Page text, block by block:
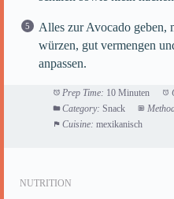
Alles zur Avocado geben,
würzen, gut vermengen
anpassen.
Prep Time: 10 Minuten
Category: Snack
Cuisine: mexikanisch
NUTRITION